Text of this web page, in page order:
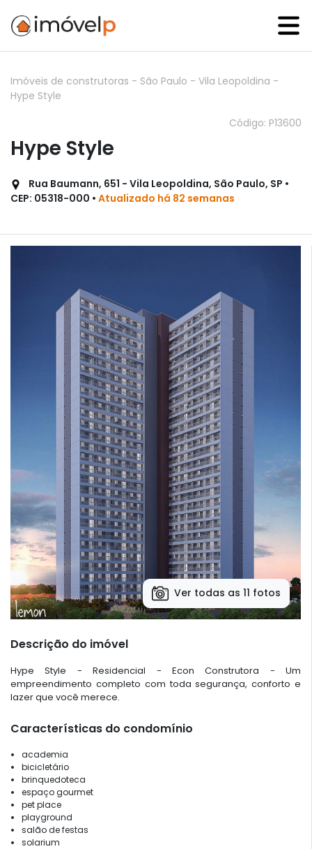
Imóveis de construtoras - São Paulo - Vila Leopoldina -
Hype Style
Código: P13600
Hype Style
Rua Baumann, 651 - Vila Leopoldina, São Paulo, SP •
CEP: 05318-000 • Atualizado há 82 semanas
Ver todas as 11 fotos
Descrição do imóvel
Hype Style - Residencial - Econ Construtora - Um
empreendimento completo com toda segurança, conforto e
lazer que você merece.
Características do condomínio
academia
bicicletário
brinquedoteca
espaço gourmet
pet place
playground
salão de festas
solarium